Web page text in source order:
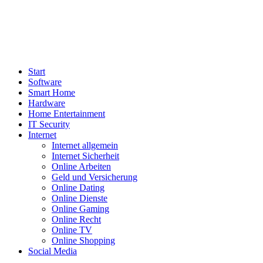
Start
Software
Smart Home
Hardware
Home Entertainment
IT Security
Internet
Internet allgemein
Internet Sicherheit
Online Arbeiten
Geld und Versicherung
Online Dating
Online Dienste
Online Gaming
Online Recht
Online TV
Online Shopping
Social Media